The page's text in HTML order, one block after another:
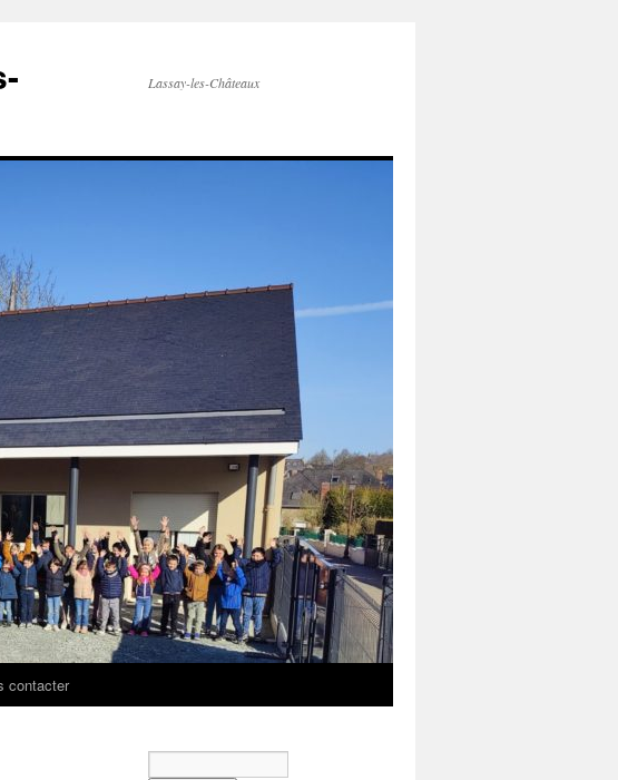
Lassay-les-Châteaux
contacter